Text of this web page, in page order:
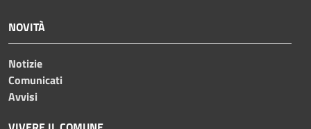
NOVITÀ
Notizie
Comunicati
Avvisi